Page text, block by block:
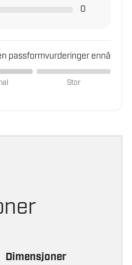
0
passformvurderinger ennå
Stor
Dimensjoner